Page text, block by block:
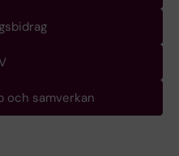
och samverkan